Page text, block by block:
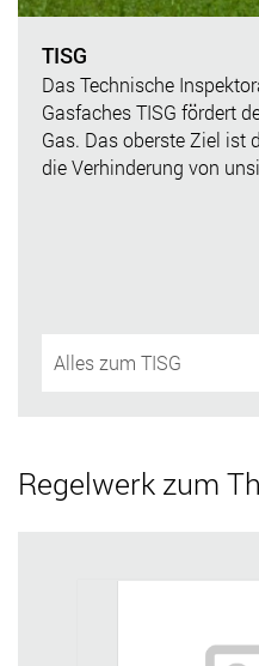
TISG
Das Technische
Gasfaches TISG fördert
Gas. Das oberste Ziel ist
die Verhinderung von
Alles zum TISG
Regelwerk zum